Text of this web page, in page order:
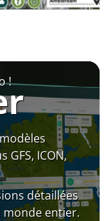
!
ICON,
détaillées
monde entier.